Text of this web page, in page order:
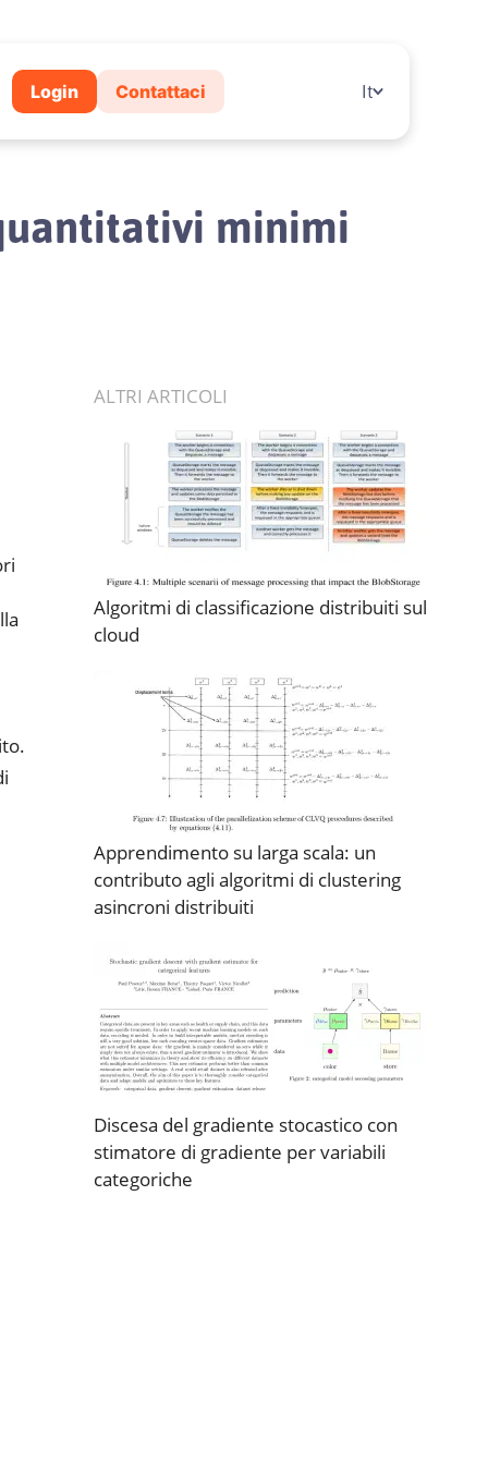
Login Contattaci It
minimi
ALTRI ARTICOLI
Algoritmi di classificazione distribuiti sul
cloud
Apprendimento su larga scala: un
contributo agli algoritmi di clustering
asincroni distribuiti
Discesa del gradiente stocastico con
stimatore di gradiente per variabili
categoriche